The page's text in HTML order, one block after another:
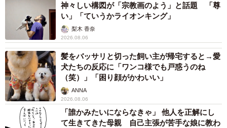
神々しい構図が「宗教画のよう」と話題 「尊
い」「ていうかライオンキング」
梨木 香奈
2026.08.06
髪をバッサリと切った飼い主が帰宅すると→愛
犬たちの反応に「ワンコ様でも戸惑うのね
（笑）」「困り顔がかわいい」
ANNA
2026.08.06
「誰かみたいにならなきゃ」 他人を正解にし
て生きてきた母親 自己主張が苦手な娘に教わ